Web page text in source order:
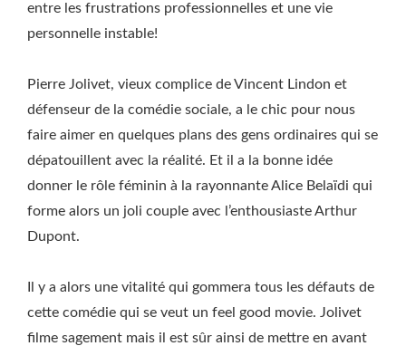
entre les frustrations professionnelles et une vie
personnelle instable!
Pierre Jolivet, vieux complice de Vincent Lindon et
défenseur de la comédie sociale, a le chic pour nous
faire aimer en quelques plans des gens ordinaires qui se
dépatouillent avec la réalité. Et il a la bonne idée
donner le rôle féminin à la rayonnante Alice Belaïdi qui
forme alors un joli couple avec l’enthousiaste Arthur
Dupont.
Il y a alors une vitalité qui gommera tous les défauts de
cette comédie qui se veut un feel good movie. Jolivet
filme sagement mais il est sûr ainsi de mettre en avant